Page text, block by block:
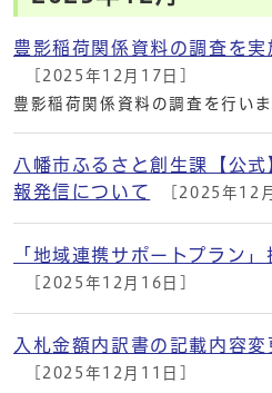
豊影稲荷関係資料の調査を実
[2025年12月17日]
豊影稲荷関係資料の調査を行いま
八幡市ふるさと創生課【公
報発信について
[2025年12
「地域連携サポートプラン
[2025年12月16日]
入札金額内訳書の記載内容変
[2025年12月11日]